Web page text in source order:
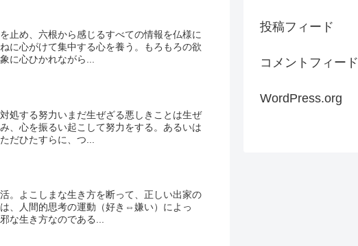
止め、六根から感じるすべての情報を仏様に
に心がけて集中する心を養う。もろもろの欲
に心ひかれながら...
処する努力いまだ生ぜざる悪しきことは生ぜ
、心を振るい起こして努力をする。あるいは
だひたすらに、つ...
。よこしまな生き方を断って、正しい出家の
、人間的思考の運動（好き⇔嫌い）によっ
な生き方なのである...
投稿フィード
コメントフィード
WordPress.org